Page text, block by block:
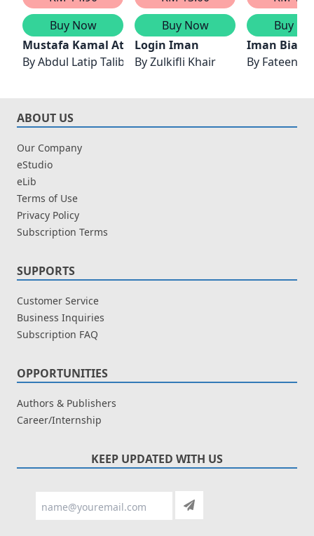
Buy Now
Mustafa Kamal Ataturk
ByAbdul Latip Talib
Buy Now
Login Iman
ByZulkifli Khair
Buy
Iman Biar
By Fateen
ABOUT US
Our Company
eStudio
eLib
Terms of Use
Privacy Policy
Subscription Terms
SUPPORTS
Customer Service
Business Inquiries
Subscription FAQ
OPPORTUNITIES
Authors & Publishers
Career/Internship
KEEP UPDATED WITH US